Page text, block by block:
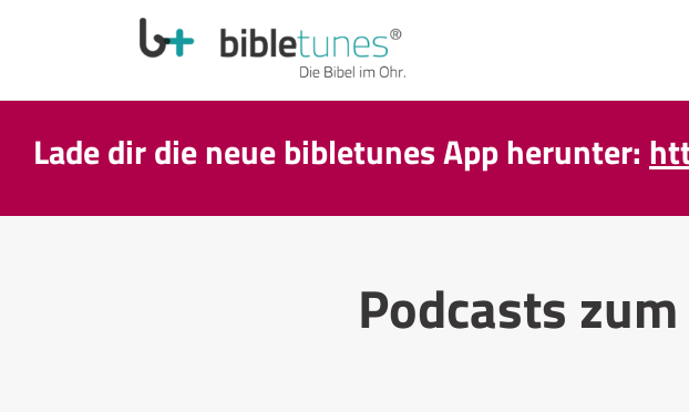
Lade dir die neue bibletunes App herunter:
Podcasts